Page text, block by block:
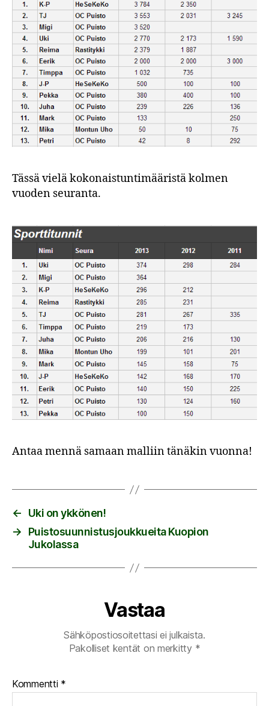
Tässä vielä kokonaistuntimääristä kolmen
vuoden seuranta.
Antaa mennä samaan malliin tänäkin vuonna!
←
Uki on ykkönen!
→
Puistosuunnistusjoukkueita Kuopion
Jukolassa
Vastaa
Sähköpostiosoitettasi ei julkaista.
Pakolliset kentät on merkitty *
Kommentti *